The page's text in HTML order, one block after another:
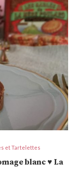
et Tartelettes
blanc ♥ La